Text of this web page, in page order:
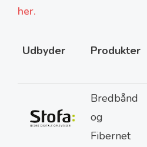
her.
Udbyder Produkter
Bredbånd
og
Fibernet